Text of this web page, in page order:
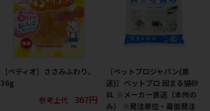
［ペティオ］ささみふわり。
36g
参考上代
367円
［ペットプロジャパン(直
送)］ペットプロ 固まる猫砂
8L ※メーカー直送（本州の
み） ※発注単位・最低発注